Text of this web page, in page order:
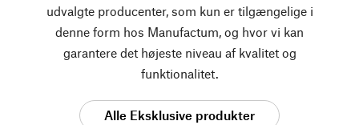
udvalgte producenter, som kun er tilgængelige i
denne form hos Manufactum, og hvor vi kan
garantere det højeste niveau af kvalitet og
funktionalitet.
Alle Eksklusive produkter